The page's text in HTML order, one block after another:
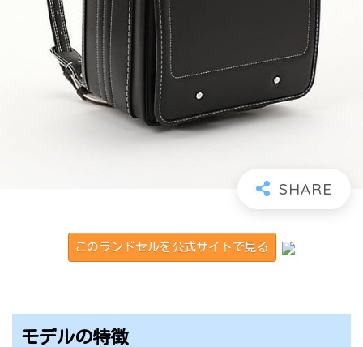
このランドセルを公式サイトで見る
モデルの特徴